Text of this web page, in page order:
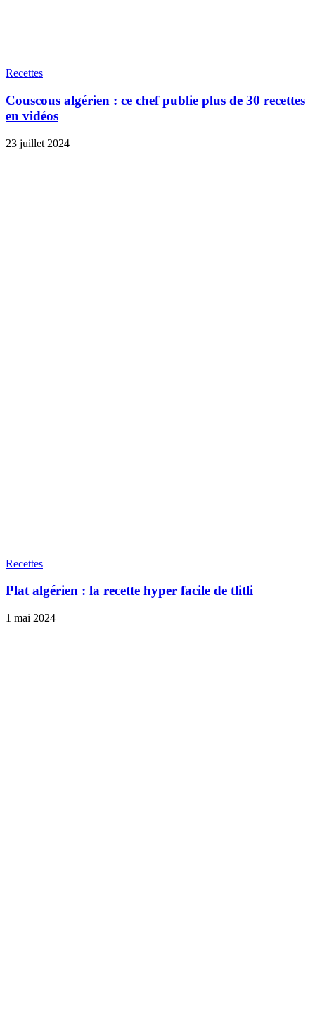
Recettes
Couscous algérien : ce chef publie plus de 30 recettes
en vidéos
23 juillet 2024
Recettes
Plat algérien : la recette hyper facile de tlitli
1 mai 2024